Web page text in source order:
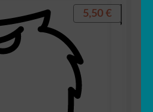
5,50 €